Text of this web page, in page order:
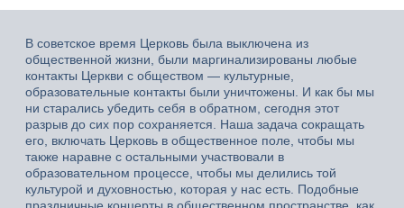
В советское время Церковь была выключена из
общественной жизни, были маргинализированы любые
контакты Церкви с обществом — культурные,
образовательные контакты были уничтожены. И как бы мы
ни старались убедить себя в обратном, сегодня этот
разрыв до сих пор сохраняется. Наша задача сокращать
его, включать Церковь в общественное поле, чтобы мы
также наравне с остальными участвовали в
образовательном процессе, чтобы мы делились той
культурой и духовностью, которая у нас есть. Подобные